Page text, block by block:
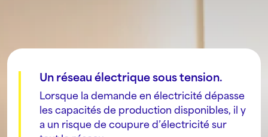
Un réseau électrique sous tension.
Lorsque la demande en électricité dépasse
les capacités de production disponibles, il y
a un risque de coupure d’électricité sur